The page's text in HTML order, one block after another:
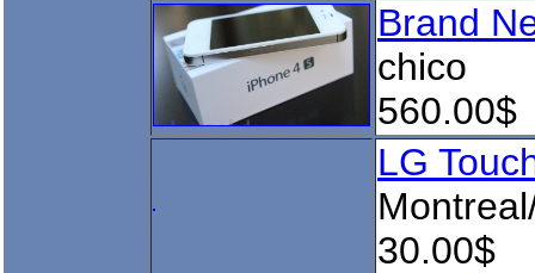
Brand
chico
560.00$
LG
30.00$